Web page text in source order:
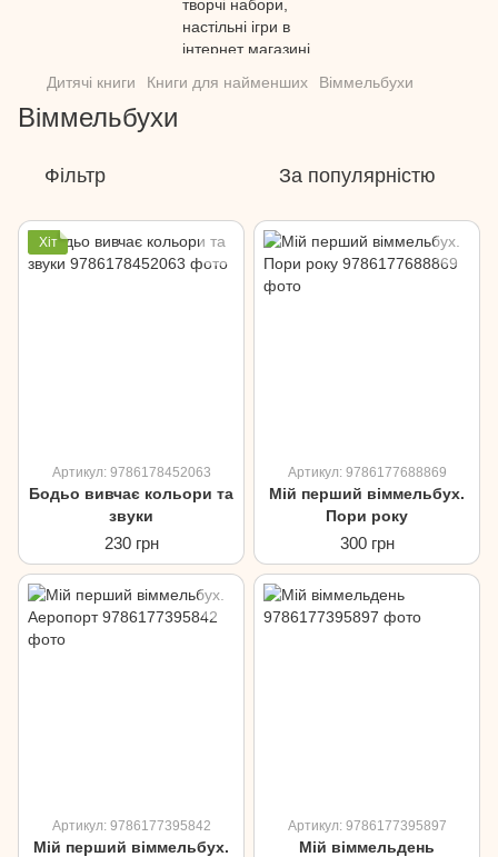
Дитячі книги Книги для найменших Віммельбухи
Віммельбухи
Фільтр За популярністю
Хіт
Артикул: 9786178452063
Бодьо вивчає кольори та
звуки
230 грн
Артикул: 9786177688869
Мій перший віммельбух.
Пори року
300 грн
Артикул: 9786177395842
Мій перший віммельбух.
Артикул: 9786177395897
Мій віммельдень